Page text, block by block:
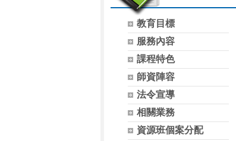
教育目標
服務內容
課程特色
師資陣容
法令宣導
相關業務
資源班個案分配